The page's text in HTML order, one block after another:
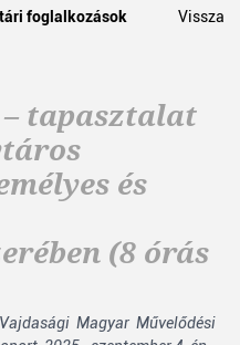
foglalkozások Vissza
tapasztalat
és
(8 órás
Magyar Művelődési